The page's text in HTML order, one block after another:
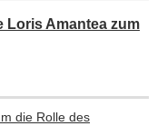
Loris Amantea zum
die Rolle des